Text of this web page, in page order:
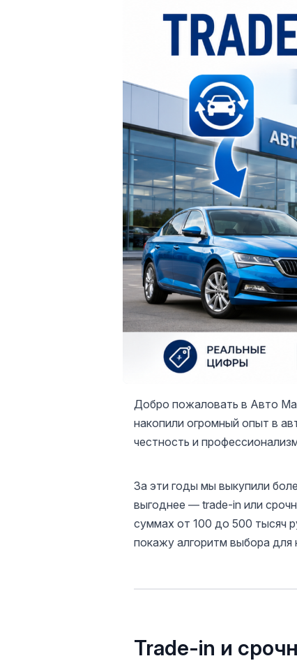
Добро пожаловать в Авто
накопили огромный опыт в
честность и
За эти годы мы выкупили
выгоднее — trade-in или
суммах от 100 до 500 тысяч
покажу алгоритм выбора для
Trade-in и